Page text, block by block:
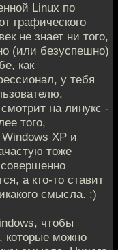
Linux по
графического
не знает ни того,
(или безуспешно)
как
у тебя
на линукс -
того,
XP и
тоже
а кто-то ставит
смысла. :)
чтобы
которые можно